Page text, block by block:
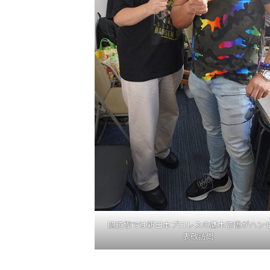
闘道館では新日本プロレスの鷹木信悟がハン
表敬訪問